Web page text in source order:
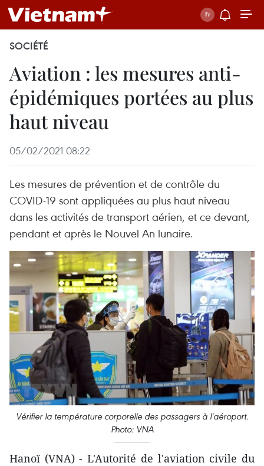
SOCIÉTÉ
Aviation : les mesures anti-
épidémiques portées au plus
haut niveau
05/02/2021 08:22
Les mesures de prévention et de contrôle du
COVID-19 sont appliquées au plus haut niveau
dans les activités de transport aérien, et ce devant,
pendant et après le Nouvel An lunaire.
Vérifier la température corporelle des passagers à l'aéroport.
Photo: VNA
Hanoï (VNA) - L'Autorité de l'aviation civile du